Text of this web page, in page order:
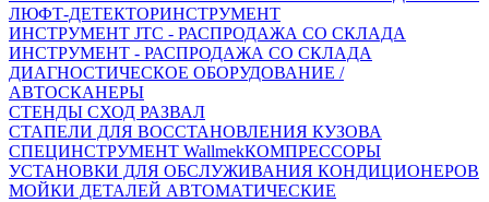
ЛЮФТ-ДЕТЕКТОРИНСТРУМЕНТ
ИНСТРУМЕНТ JTC - РАСПРОДАЖА СО СКЛАДА
ИНСТРУМЕНТ - РАСПРОДАЖА СО СКЛАДА
ДИАГНОСТИЧЕСКОЕ ОБОРУДОВАНИЕ /
АВТОСКАНЕРЫ
СТЕНДЫ СХОД РАЗВАЛ
СТАПЕЛИ ДЛЯ ВОССТАНОВЛЕНИЯ КУЗОВА
СПЕЦИНСТРУМЕНТ WallmekКОМПРЕССОРЫ
УСТАНОВКИ ДЛЯ ОБСЛУЖИВАНИЯ КОНДИЦИОНЕРОВ
МОЙКИ ДЕТАЛЕЙ АВТОМАТИЧЕСКИЕ